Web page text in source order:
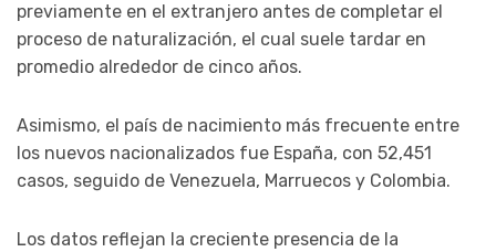
previamente en el extranjero antes de completar el
proceso de naturalización, el cual suele tardar en
promedio alrededor de cinco años.
Asimismo, el país de nacimiento más frecuente entre
los nuevos nacionalizados fue España, con 52,451
casos, seguido de Venezuela, Marruecos y Colombia.
Los datos reflejan la creciente presencia de la